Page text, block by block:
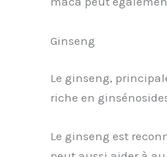
Ginseng
Le ginseng,
riche en
Le ginseng est